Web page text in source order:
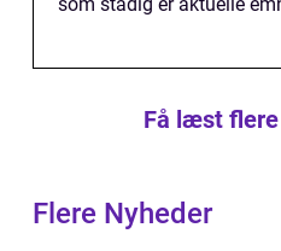
som stadig er aktuelle
Få læst
Flere Nyheder